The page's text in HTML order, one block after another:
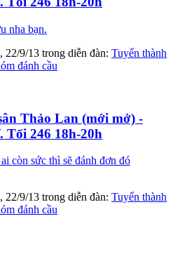
nha bạn.
, 22/9/13 trong diễn đàn: Tuyển thành
đánh cầu
Thảo Lan (mới mở) -
Tối 246 18h-20h
còn sức thì sẽ đánh đơn đó
, 22/9/13 trong diễn đàn: Tuyển thành
đánh cầu